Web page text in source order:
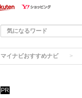
マイナビおすすめナビ
PR